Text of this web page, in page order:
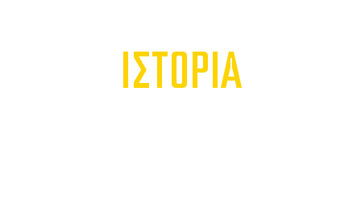
ΙΣΤΟΡΙΑ